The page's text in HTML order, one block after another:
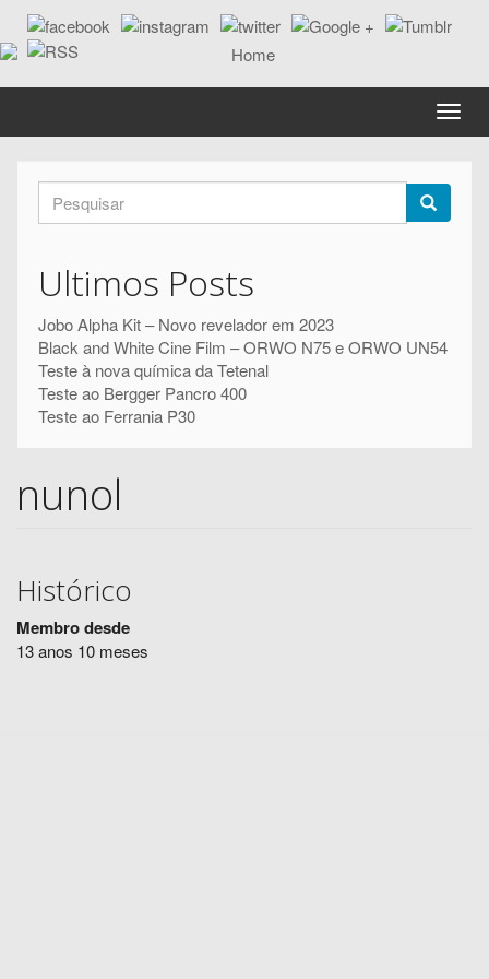
Passar
para
o
Toggle
Formulário
de
pesquisa
Ultimos Posts
Jobo Alpha Kit – Novo revelador em 2023
Black and White Cine Film – ORWO N75 e ORWO UN54
Teste à nova química da Tetenal
Teste ao Bergger Pancro 400
Teste ao Ferrania P30
nunol
Histórico
Membro desde
13 anos 10 meses